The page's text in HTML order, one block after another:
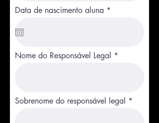
Data de nascimento aluna *
r
e
Nome do Responsável Legal
Sobrenome do responsável legal